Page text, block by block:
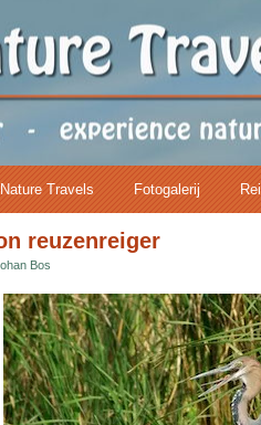
Travels Fotogalerij
reuzenreiger
Bos